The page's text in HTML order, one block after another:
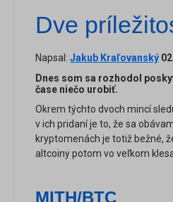
Dve
Napsal: Jakub Kraľovanský
Dnes som sa rozhodol
čase niečo urobiť.
Okrem týchto dvoch mincí
v ich pridaní je to, že sa
kryptomenách je totiž bežné,
altcoiny potom vo veľkom
MITH/BTC